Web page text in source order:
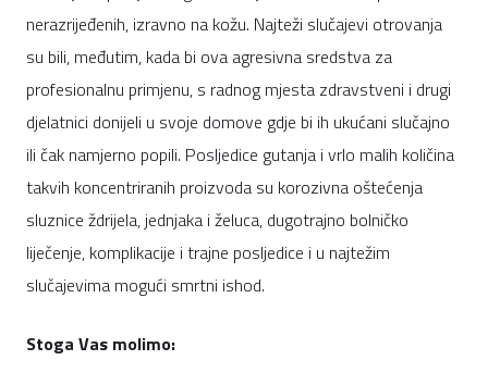
nerazrijeđenih, izravno na kožu. Najteži slučajevi otrovanja
su bili, međutim, kada bi ova agresivna sredstva za
profesionalnu primjenu, s radnog mjesta zdravstveni i drugi
djelatnici donijeli u svoje domove gdje bi ih ukućani slučajno
ili čak namjerno popili. Posljedice gutanja i vrlo malih količina
takvih koncentriranih proizvoda su korozivna oštećenja
sluznice ždrijela, jednjaka i želuca, dugotrajno bolničko
liječenje, komplikacije i trajne posljedice i u najtežim
slučajevima mogući smrtni ishod.
Stoga Vas molimo: